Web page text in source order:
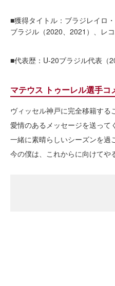
■獲得タイトル：ブラジレイロ
ブラジル（2020、2021）、レ
■代表歴：U-20ブラジル代表（
マテウス トゥーレル選手コ
ヴィッセル神戸に完全移籍する
愛情のあるメッセージを送って
一緒に素晴らしいシーズンを過
今の僕は、これからに向けてや